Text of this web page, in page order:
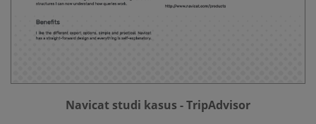
Navicat studi kasus - TripAdvisor